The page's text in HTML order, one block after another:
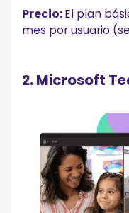
Precio:El plan
mes por usuario
2. Microsoft